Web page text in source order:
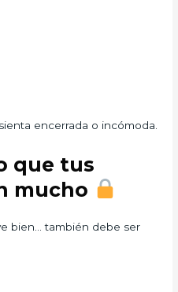
encerrada o incómoda.
que tus
mucho
bien… también debe ser